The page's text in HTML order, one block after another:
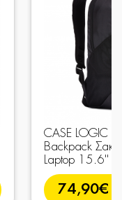
CASE LOGIC
Backpack
Laptop 15.6''
74,90€